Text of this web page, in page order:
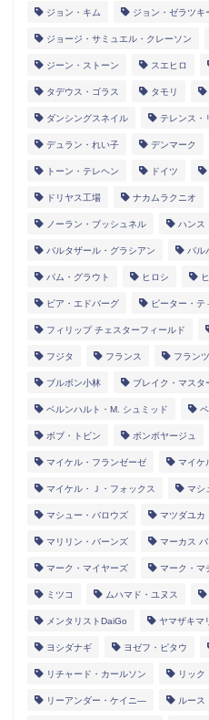
ジョン・キム ジョン・ゼラツキ
ジョージ・サミュエル・クレーソン
ジーン・ストーン スエヒロ
タデウス・ゴラス タモリ
ダンシングスネイル テレンス・
デュラン・れい子 デンマーク
トーン・テレヘン ドイツ
ドリヤス工場 ナカムラクニオ
ノーラン・ブッシュネル ハンス
バルタザール・グラシアン バル
パム・グラウト ヒロシ
ピア・エドバーグ ピーター・テ
フィリップ チェスターフィールド
フジタ フランス フラン
ブルボン小林 ブレイク・マスタ
ベルンハルト・M. シュミッド
ボブ・トビン ボンボヤージュ
マイケル・フランゼーゼ マイケ
マイケル・Ｊ・フォックス マシ
マシュー・バロウズ マツダユカ
マリリン・バーンズ マーカス
マーク・マイヤーズ マーク・マ
ミツコ ムハマド・ユヌス
メンタリストDaiGo ヤマザキマ
ヨシダナギ ヨゼフ・ピタウ
リチャード・カールソン リック
リーアンダー・ケイニ― ルース